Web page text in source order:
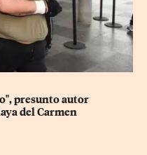
presunto autor
del Carmen